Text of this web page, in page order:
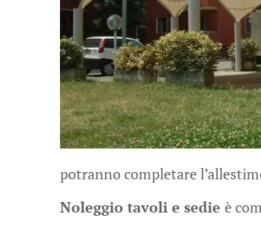
potranno completare
Noleggio tavoli e sedieè